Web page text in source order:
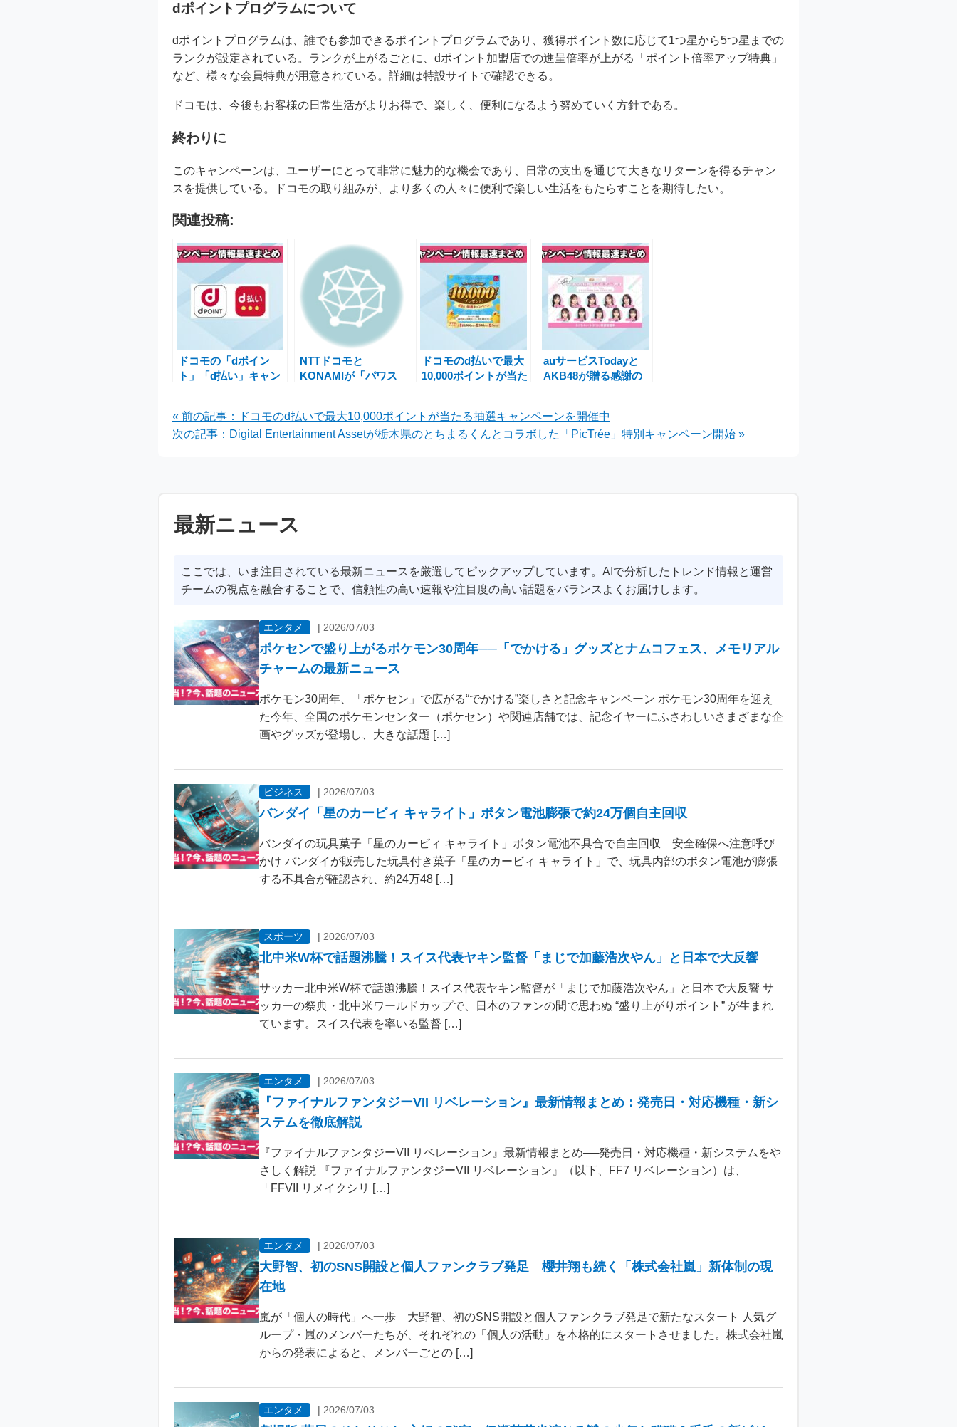
dポイントプログラムについて
dポイントプログラムは、誰でも参加できるポイントプログラムであり、獲得ポイント数に応じて1つ星から5つ星までの
ランクが設定されている。ランクが上がるごとに、dポイント加盟店での進呈倍率が上がる「ポイント倍率アップ特典」
など、様々な会員特典が用意されている。詳細は特設サイトで確認できる。
ドコモは、今後もお客様の日常生活がよりお得で、楽しく、便利になるよう努めていく方針である。
終わりに
このキャンペーンは、ユーザーにとって非常に魅力的な機会であり、日常の支出を通じて大きなリターンを得るチャン
スを提供している。ドコモの取り組みが、より多くの人々に便利で楽しい生活をもたらすことを期待したい。
関連投稿:
ドコモの「dポイン
ト」「d払い」キャン
NTTドコモと
KONAMIが「パワス
ンペーン開催
ドコモのd払いで最大
10,000ポイントが当た
auサービスTodayと
AKB48が贈る感謝の
ントプレゼント実施中
« 前の記事：ドコモのd払いで最大10,000ポイントが当たる抽選キャンペーンを開催中
次の記事：Digital Entertainment Assetが栃木県のとちまるくんとコラボした「PicTrée」特別キャンペーン開始 »
最新ニュース
ここでは、いま注目されている最新ニュースを厳選してピックアップしています。AIで分析したトレンド情報と運営
チームの視点を融合することで、信頼性の高い速報や注目度の高い話題をバランスよくお届けします。
エンタメ | 2026/07/03
ポケセンで盛り上がるポケモン30周年──「でかける」グッズとナムコフェス、メモリアル
チャームの最新ニュース
ポケモン30周年、「ポケセン」で広がる“でかける”楽しさと記念キャンペーン ポケモン30周年を迎え
た今年、全国のポケモンセンター（ポケセン）や関連店舗では、記念イヤーにふさわしいさまざまな企
画やグッズが登場し、大きな話題 […]
ビジネス | 2026/07/03
バンダイ「星のカービィ キャライト」ボタン電池膨張で約24万個自主回収
バンダイの玩具菓子「星のカービィ キャライト」ボタン電池不具合で自主回収 安全確保へ注意呼び
かけ バンダイが販売した玩具付き菓子「星のカービィ キャライト」で、玩具内部のボタン電池が膨張
する不具合が確認され、約24万48 […]
スポーツ | 2026/07/03
北中米W杯で話題沸騰！スイス代表ヤキン監督「まじで加藤浩次やん」と日本で大反響
サッカー北中米W杯で話題沸騰！スイス代表ヤキン監督が「まじで加藤浩次やん」と日本で大反響 サ
ッカーの祭典・北中米ワールドカップで、日本のファンの間で思わぬ “盛り上がりポイント” が生まれ
ています。スイス代表を率いる監督 […]
エンタメ | 2026/07/03
『ファイナルファンタジーVII リベレーション』最新情報まとめ：発売日・対応機種・新シ
ステムを徹底解説
『ファイナルファンタジーVII リベレーション』最新情報まとめ──発売日・対応機種・新システムをや
さしく解説 『ファイナルファンタジーVII リベレーション』（以下、FF7 リベレーション）は、
「FFVII リメイクシリ […]
エンタメ | 2026/07/03
大野智、初のSNS開設と個人ファンクラブ発足 櫻井翔も続く「株式会社嵐」新体制の現
在地
嵐が「個人の時代」へ一歩 大野智、初のSNS開設と個人ファンクラブ発足で新たなスタート 人気グ
ループ・嵐のメンバーたちが、それぞれの「個人の活動」を本格的にスタートさせました。株式会社嵐
からの発表によると、メンバーごとの […]
エンタメ | 2026/07/03